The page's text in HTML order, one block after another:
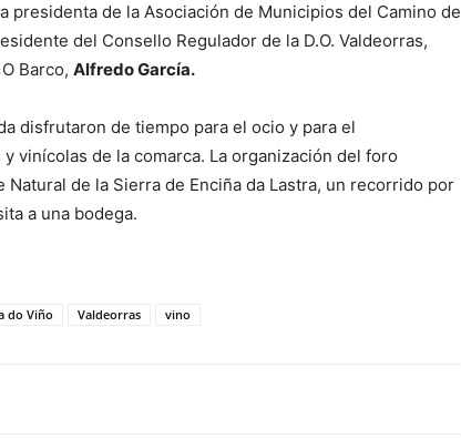
presidenta de la Asociación de Municipios del Camino de
del Consello Regulador de la D.O. Valdeorras,
Barco, Alfredo García.
disfrutaron de tiempo para el ocio y para el
vinícolas de la comarca. La organización del foro
de la Sierra de Enciña da Lastra, un recorrido por
a una bodega.
do Viño Valdeorras vino